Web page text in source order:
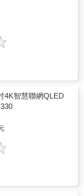
4K智慧聯網QLED